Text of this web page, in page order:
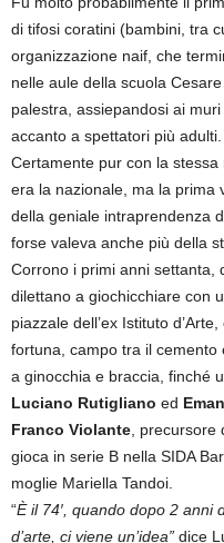
di tifosi coratini (bambini, tra
organizzazione naif, che
nelle aule della scuola
palestra, assiepandosi ai
accanto a spettatori più adulti.
Certamente pur con la stessa
era la nazionale, ma la prima
della geniale intraprendenza
forse valeva anche più della
Corrono i primi anni settanta,
dilettano a giochicchiare con
piazzale dell’ex Istituto
fortuna, campo tra il cemento
a ginocchia e braccia, finché
Luciano Rutigliano ed
Franco Violante ,
gioca in serie B nella SIDA
moglie Mariella Tandoi.
“È il 74′, quando dopo 2 anni
d’arte, ci viene un’idea” dice